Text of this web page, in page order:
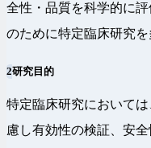
全性・品質を科学的に
のために特定臨床研究を
2研究目的
特定臨床研究において
慮し有効性の検証、安